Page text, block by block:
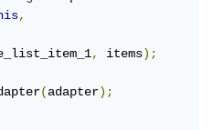
,
, items);
(adapter);